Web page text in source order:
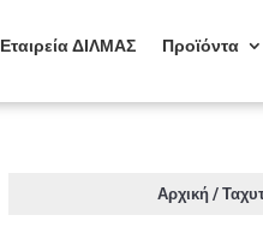
Εταιρεία ΔΙΛΜΑΣ Προϊόντα
Αρχική/